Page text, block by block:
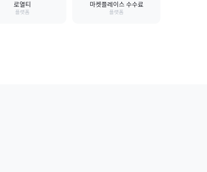
로열티
플랫폼
마켓플레이스 수수료
플랫폼